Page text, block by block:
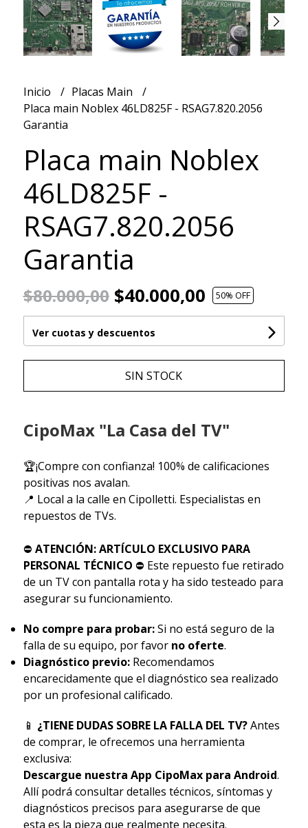
Inicio
Placas Main
Placa main Noblex 46LD825F - RSAG7.820.2056
Garantia
Placa main Noblex
46LD825F -
RSAG7.820.2056
Garantia
$80.000,00$40.000,00 50% OFF
Ver cuotas y descuentos
SIN STOCK
CipoMax "La Casa del TV"
🏆¡Compre con confianza! 100% de calificaciones
positivas nos avalan.
📍 Local a la calle en Cipolletti. Especialistas en
repuestos de TVs.
⛔ ATENCIÓN: ARTÍCULO EXCLUSIVO PARA
PERSONAL TÉCNICO ⛔ Este repuesto fue retirado
de un TV con pantalla rota y ha sido testeado para
asegurar su funcionamiento.
No compre para probar:Si no está seguro de la
falla de su equipo, por favor no oferte.
Diagnóstico previo:Recomendamos
encarecidamente que el diagnóstico sea realizado
por un profesional calificado.
📱 ¿TIENE DUDAS SOBRE LA FALLA DEL TV?Antes
de comprar, le ofrecemos una herramienta
exclusiva:
Descargue nuestra App CipoMax para Android.
Allí podrá consultar detalles técnicos, síntomas y
diagnósticos precisos para asegurarse de que
esta es la pieza que realmente necesita.